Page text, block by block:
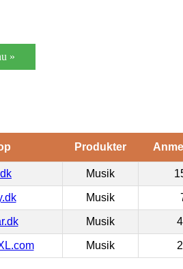
»
Produkter
Musik
Musik
Musik
Musik